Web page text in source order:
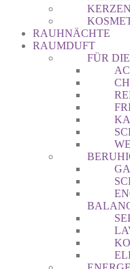
RAUHNÄCHTE
RAUMDUFT
FÜR